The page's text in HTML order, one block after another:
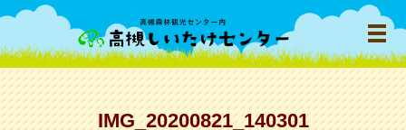
メ
IMG_20200821_140301